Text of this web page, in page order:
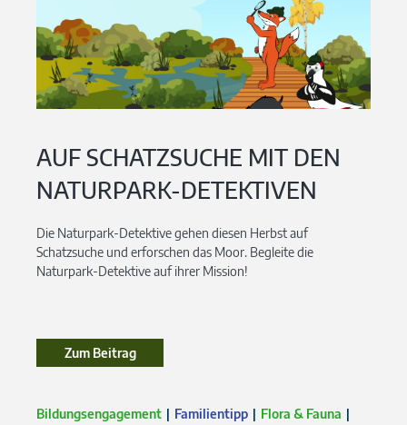
AUF SCHATZSUCHE MIT DEN
NATURPARK-DETEKTIVEN
Die Naturpark-Detektive gehen diesen Herbst auf
Schatzsuche und erforschen das Moor. Begleite die
Naturpark-Detektive auf ihrer Mission!
Zum Beitrag
Bildungsengagement Familientipp
Flora & Fauna